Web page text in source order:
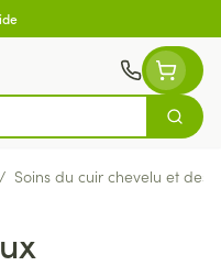
/ Soins du cuir chevelu et des